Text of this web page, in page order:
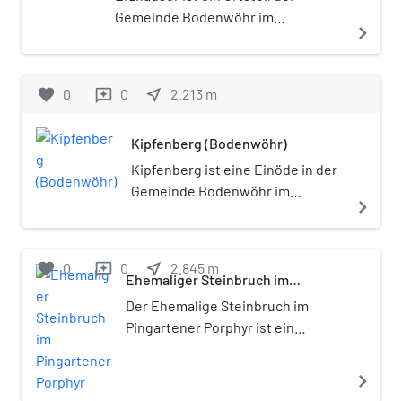
Gemeinde Bodenwöhr im
(Bayern).
navigate_next
favorite 0 reviews 0 near_me 2.213 m
Kipfenberg (Bodenwöhr)
Kipfenberg ist eine Einöde in der
Gemeinde Bodenwöhr im
Schwandorf (Bayern).
navigate_next
favorite 0 reviews 0 near_me 2.845 m
Ehemaliger Steinbruch im
Der Ehemalige Steinbruch im
Pingartener Porphyr ist ein
navigate_next